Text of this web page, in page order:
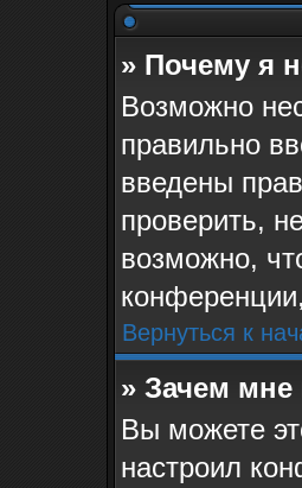
» Почему я
Возможно
правильно
введены
проверить,
возможно,
Вернуться к
» Зачем мне
Вы можете
настроил